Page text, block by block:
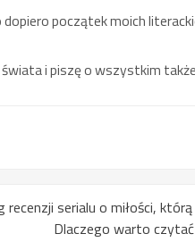
początek moich
i piszę o wszystkim
recenzji serialu o miłości,
Dlaczego warto